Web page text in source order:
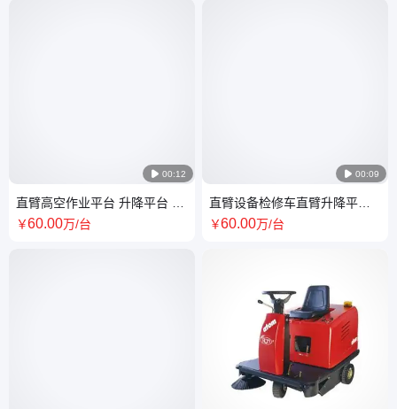
 00:12
直臂高空作业平台 升降平台 四
轮驱动 口碑良好
￥60.00万/台
 00:09
直臂设备检修车直臂升降平台
控制平滑 质量保障
￥60.00万/台